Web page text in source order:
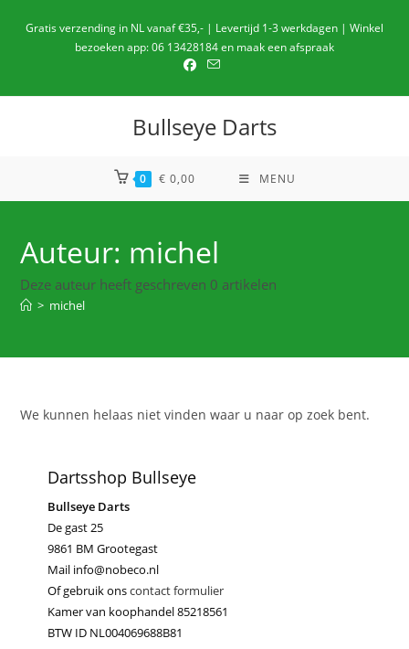
naarGratis verzending in NL vanaf €35,- | Levertijd 1-3 werkdagen | Winkel
bezoeken app: 06 13428184 en maak een afspraak
Bullseye Darts
0 € 0,00 MENU
Auteur: michel
Deze auteur heeft geschreven 0 artikelen
> michel
We kunnen helaas niet vinden waar u naar op zoek bent.
Dartsshop Bullseye
Bullseye Darts
De gast 25
9861 BM Grootegast
Mail info@nobeco.nl
Of gebruik onscontact formulier
Kamer van koophandel 85218561
BTW ID NL004069688B81